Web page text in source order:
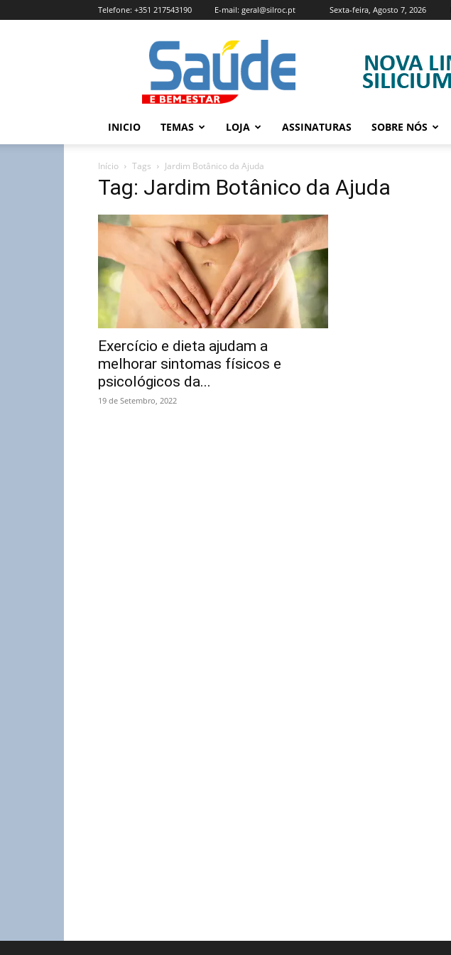
Sexta-feira, Agosto 7, 2026
Telefone: +351 217543190 E-mail: geral@silroc.pt
Revista
Saúde
e
Bem
Estar
Edição
INICIO TEMAS LOJA ASSINATURAS SOBRE NÓS
Início Tags Jardim Botânico da Ajuda
Tag: Jardim Botânico da Ajuda
Exercício e dieta ajudam a
melhorar sintomas físicos e
psicológicos da...
19 de Setembro, 2022